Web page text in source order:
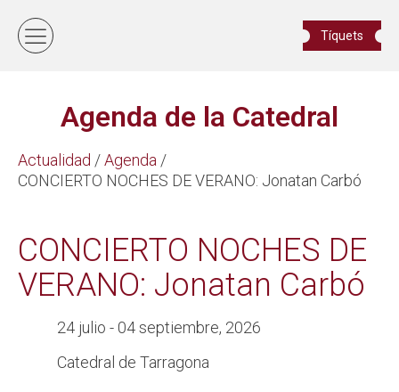
Tíquets
Agenda de la Catedral
Actualidad /Agenda /
CONCIERTO NOCHES DE VERANO: Jonatan Carbó
CONCIERTO NOCHES DE
VERANO: Jonatan Carbó
24 julio - 04 septiembre, 2026
Catedral de Tarragona